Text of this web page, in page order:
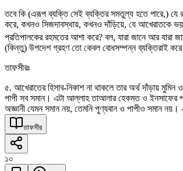
তবে কি (এরূপ ব্যক্তি সেই ব্যক্তির সমতুল্য হতে পারে,) যে
করে, কখনও সিজদাবস্থায়, কখনও দাঁড়িয়ে, যে আখেরাতকে
প্রতিপালকের রহমতের আশা করে? বল, যারা জানে আর যারা
(কিন্তু) উপদেশ গ্রহণ তো কেবল বোধসম্পন্ন ব্যক্তিরাই
তাফসীরঃ
৫. আখেরাতের হিসাব-নিকাশ না থাকলে তার অর্থ দাঁড়ায় মুমিন
পাপী সব সমান। এটা আল্লাহ তাআলার হেকমত ও ইনসাফের
অজ্ঞানী যেমন সমান নয়, তেমনি পুণ্যবান ও পাপীও সমান
তাফসীর
১০